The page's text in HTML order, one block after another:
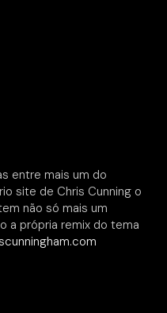
entre mais um do
site de Chris Cunning o
não só mais um
a própria remix do tema